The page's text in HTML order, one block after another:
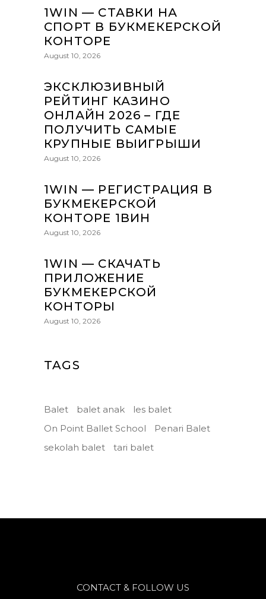
1WIN — СТАВКИ НА
СПОРТ В БУКМЕКЕРСКОЙ
КОНТОРЕ
August 10, 2026
ЭКСКЛЮЗИВНЫЙ
РЕЙТИНГ КАЗИНО
ОНЛАЙН 2026 – ГДЕ
ПОЛУЧИТЬ САМЫЕ
КРУПНЫЕ ВЫИГРЫШИ
August 10, 2026
1WIN — РЕГИСТРАЦИЯ В
БУКМЕКЕРСКОЙ
КОНТОРЕ 1ВИН
August 10, 2026
1WIN — СКАЧАТЬ
ПРИЛОЖЕНИЕ
БУКМЕКЕРСКОЙ
КОНТОРЫ
August 10, 2026
TAGS
Balet balet anak
les balet
On Point Ballet School
Penari Balet
sekolah balet
tari balet
CONTACT & FOLLOW US